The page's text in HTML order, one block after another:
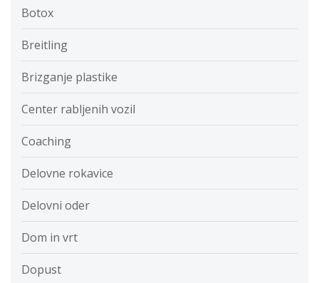
Botox
Breitling
Brizganje plastike
Center rabljenih vozil
Coaching
Delovne rokavice
Delovni oder
Dom in vrt
Dopust